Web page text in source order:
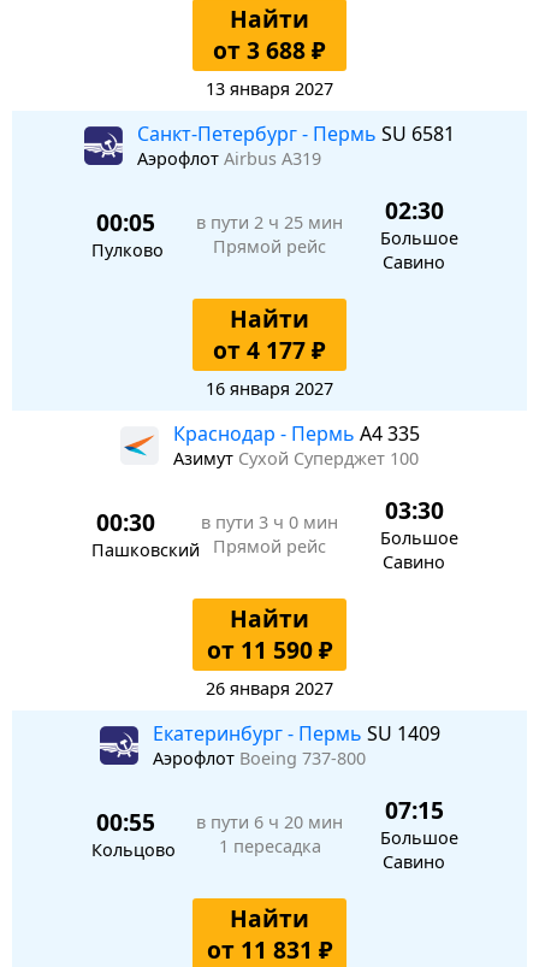
Найти
от 3 688 ₽
13 января 2027
Санкт-Петербург - Пермь SU 6581
Аэрофлот Airbus A319
00:05
Пулково
в пути 2 ч 25 мин
Прямой рейс
02:30
Большое
Савино
Найти
от 4 177 ₽
16 января 2027
Краснодар - Пермь A4 335
Азимут Сухой Суперджет 100
00:30
Пашковский
в пути 3 ч 0 мин
Прямой рейс
03:30
Большое
Савино
Найти
от 11 590 ₽
26 января 2027
Екатеринбург - Пермь SU 1409
Аэрофлот Boeing 737-800
00:55
Кольцово
в пути 6 ч 20 мин
1 пересадка
07:15
Большое
Савино
Найти
от 11 831 ₽